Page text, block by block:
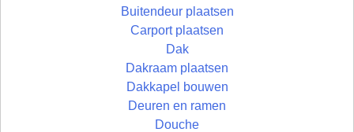
Buitendeur plaatsen
Carport plaatsen
Dak
Dakraam plaatsen
Dakkapel bouwen
Deuren en ramen
Douche